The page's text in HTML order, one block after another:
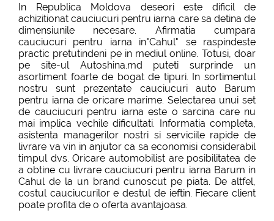
In Republica Moldova deseori este dificil de
achizitionat cauciucuri pentru iarna care sa detina de
dimensiunile necesare. Afirmatia cumpara
cauciucuri pentru iarna in"Cahul" se raspindeste
practic pretutindeni pe in mediul online. Totusi, doar
pe site-ul Autoshina.md puteti surprinde un
asortiment foarte de bogat de tipuri. In sortimentul
nostru sunt prezentate cauciucuri auto Barum
pentru iarna de oricare marime. Selectarea unui set
de cauciucuri pentru iarna este o sarcina care nu
mai implica vechile dificultati. Informatia completa,
asistenta managerilor nostri si serviciile rapide de
livrare va vin in anjutor ca sa economisi considerabil
timpul dvs. Oricare automobilist are posibilitatea de
a obtine cu livrare cauciucuri pentru iarna Barum in
Cahul de la un brand cunoscut pe piata. De altfel,
costul cauciucurilor e destul de ieftin. Fiecare client
poate profita de o oferta avantajoasa.